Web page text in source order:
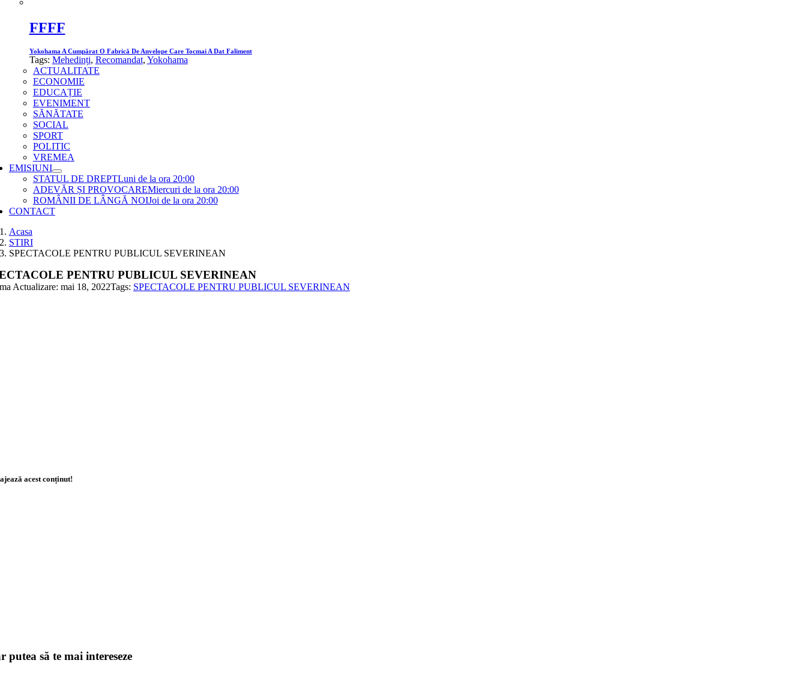
FFFF
Yokohama A Cumpărat O Fabrică De Anvelope Care Tocmai A Dat Faliment
Tags: Mehedinți, Recomandat, Yokohama
ACTUALITATE
ECONOMIE
EDUCAȚIE
EVENIMENT
SĂNĂTATE
SOCIAL
SPORT
POLITIC
VREMEA
EMISIUNI
STATUL DE DREPTLuni de la ora 20:00
ADEVĂR ȘI PROVOCAREMiercuri de la ora 20:00
ROMÂNII DE LÂNGĂ NOIJoi de la ora 20:00
CONTACT
Acasa
STIRI
SPECTACOLE PENTRU PUBLICUL SEVERINEAN
PENTRU PUBLICUL SEVERINEAN
Actualizare: mai 18, 2022Tags: SPECTACOLE PENTRU PUBLICUL SEVERINEAN
acest conținut!
putea să te mai intereseze